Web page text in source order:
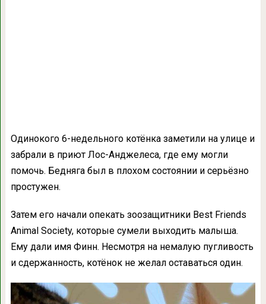
Одинокого 6-недельного котёнка заметили на улице и
забрали в приют Лос-Анджелеса, где ему могли
помочь. Бедняга был в плохом состоянии и серьёзно
простужен.
Затем его начали опекать зоозащитники Best Friends
Animal Society, которые сумели выходить малыша.
Ему дали имя Финн. Несмотря на немалую пугливость
и сдержанность, котёнок не желал оставаться один.